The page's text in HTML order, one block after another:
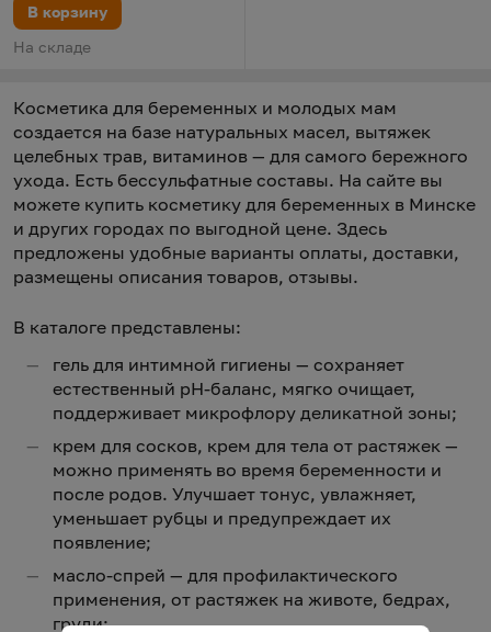
В корзину
На складе
Косметика для беременных и молодых мам
создается на базе натуральных масел, вытяжек
целебных трав, витаминов — для самого бережного
ухода. Есть бессульфатные составы. На сайте вы
можете купить косметику для беременных в Минске
и других городах по выгодной цене. Здесь
предложены удобные варианты оплаты, доставки,
размещены описания товаров, отзывы.
В каталоге представлены:
гель для интимной гигиены — сохраняет
естественный рН-баланс, мягко очищает,
поддерживает микрофлору деликатной зоны;
крем для сосков, крем для тела от растяжек —
можно применять во время беременности и
после родов. Улучшает тонус, увлажняет,
уменьшает рубцы и предупреждает их
появление;
масло-спрей — для профилактического
применения, от растяжек на животе, бедрах,
груди;